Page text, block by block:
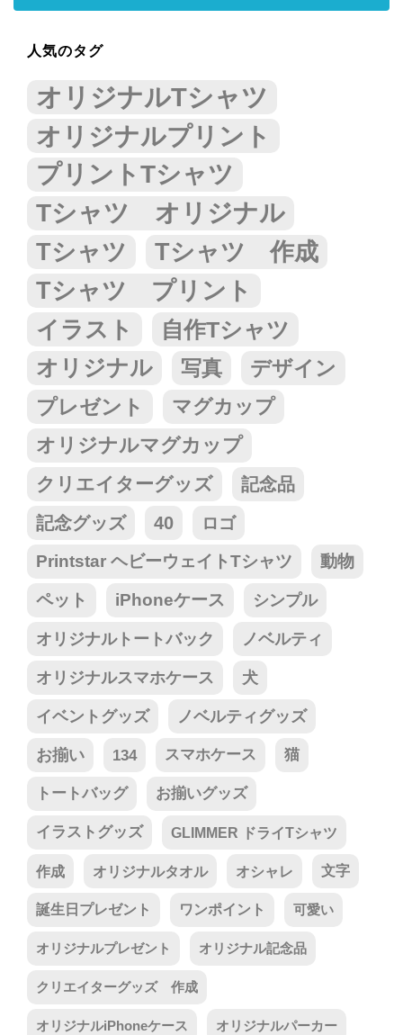
人気のタグ
オリジナルTシャツ
オリジナルプリント
プリントTシャツ
Tシャツ オリジナル
Tシャツ
Tシャツ 作成
Tシャツ プリント
イラスト 自作Tシャツ
オリジナル 写真
デザイン
プレゼント
マグカップ
オリジナルマグカップ
クリエイターグッズ
記念品
記念グッズ
40 ロゴ
Printstar ヘビーウェイトTシャツ 動物
ペット iPhoneケース シンプル
オリジナルトートバック ノベルティ
オリジナルスマホケース 犬
イベントグッズ ノベルティグッズ
お揃い 134 スマホケース 猫
トートバッグ お揃いグッズ
イラストグッズ GLIMMER ドライTシャツ
作成 オリジナルタオル オシャレ 文字
誕生日プレゼント ワンポイント 可愛い
オリジナルプレゼント オリジナル記念品
クリエイターグッズ 作成
オリジナルiPhoneケース オリジナルパーカー